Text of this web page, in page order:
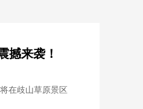
撼来袭！
在歧山草原景区